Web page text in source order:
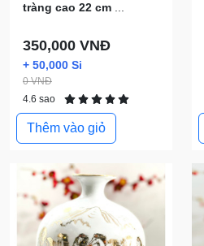
tràng cao 22 cm
350,000 VNĐ
+ 50,000 Si
0 VNĐ
4.6 sao
Thêm vào giỏ